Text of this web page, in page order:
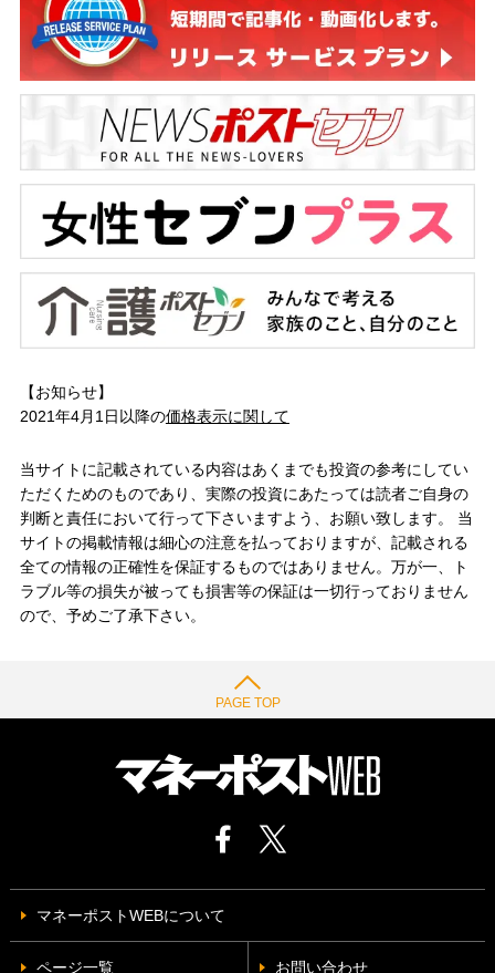
【お知らせ】
2021年4月1日以降の価格表示に関して
当サイトに記載されている内容はあくまでも投資の参考にしてい
ただくためのものであり、実際の投資にあたっては読者ご自身の
判断と責任において行って下さいますよう、お願い致します。 当
サイトの掲載情報は細心の注意を払っておりますが、記載される
全ての情報の正確性を保証するものではありません。万が一、ト
ラブル等の損失が被っても損害等の保証は一切行っておりません
ので、予めご了承下さい。
PAGE TOP
マネーポストWEBについて
ページ一覧 お問い合わせ